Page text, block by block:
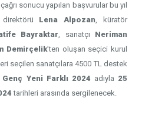
sonucu yapılan başvurular bu yıl
direktörü Lena Alpozan, küratör
Bayraktar, sanatçı Neriman
Demirçelik’ten oluşan seçici kurul
seçilen sanatçılara 4500 TL destek
Genç Yeni Farklı 2024 adıyla 25
tarihleri arasında sergilenecek.